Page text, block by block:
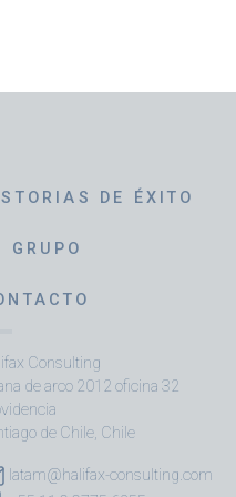
DE ÉXITO
GRUPO
Consulting
de arco 2012 oficina 32
de Chile, Chile
latam@halifax-consulting.com